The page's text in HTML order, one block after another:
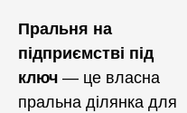
Допоміжне обладнання
Професійна хімія
Пральня на
підприємстві під
ключ — це власна
пральна ділянка для